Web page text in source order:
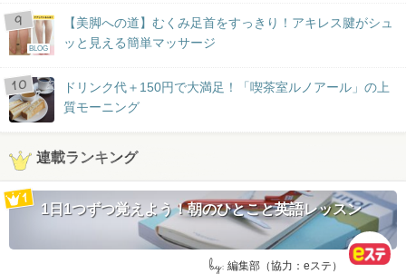
BLOG
【美脚への道】むくみ足首をすっきり！アキレス腱がシュ
ッと見える簡単マッサージ
ドリンク代＋150円で大満足！「喫茶室ルノアール」の上
質モーニング
連載ランキング
1日1つずつ覚えよう！朝のひとこと英語レッスン
by: 編集部（協力：eステ）